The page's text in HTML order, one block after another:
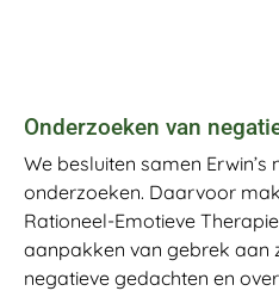
Onderzoeken van
We besluiten samen
onderzoeken. Daarvoor
Rationeel-Emotieve
aanpakken van gebrek aan
negatieve gedachten en